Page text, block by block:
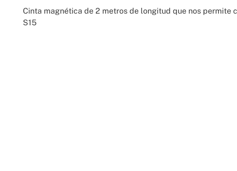
Cinta magnética de 2 metros de longitud que nos permite
S15